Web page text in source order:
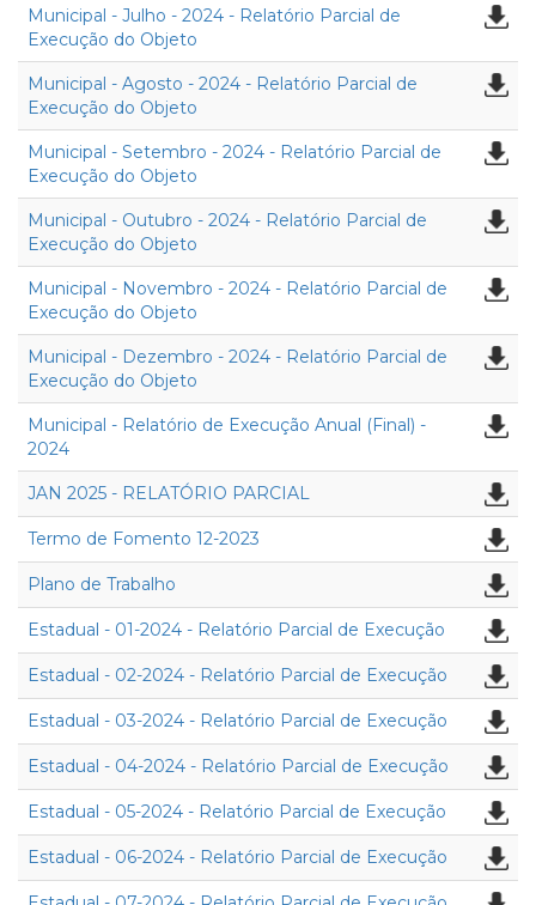
Municipal - Julho - 2024 - Relatório Parcial de
Execução do Objeto
Municipal - Agosto - 2024 - Relatório Parcial de
Execução do Objeto
Municipal - Setembro - 2024 - Relatório Parcial de
Execução do Objeto
Municipal - Outubro - 2024 - Relatório Parcial de
Execução do Objeto
Municipal - Novembro - 2024 - Relatório Parcial de
Execução do Objeto
Municipal - Dezembro - 2024 - Relatório Parcial de
Execução do Objeto
Municipal - Relatório de Execução Anual (Final) -
2024
JAN 2025 - RELATÓRIO PARCIAL
Termo de Fomento 12-2023
Plano de Trabalho
Estadual - 01-2024 - Relatório Parcial de Execução
Estadual - 02-2024 - Relatório Parcial de Execução
Estadual - 03-2024 - Relatório Parcial de Execução
Estadual - 04-2024 - Relatório Parcial de Execução
Estadual - 05-2024 - Relatório Parcial de Execução
Estadual - 06-2024 - Relatório Parcial de Execução